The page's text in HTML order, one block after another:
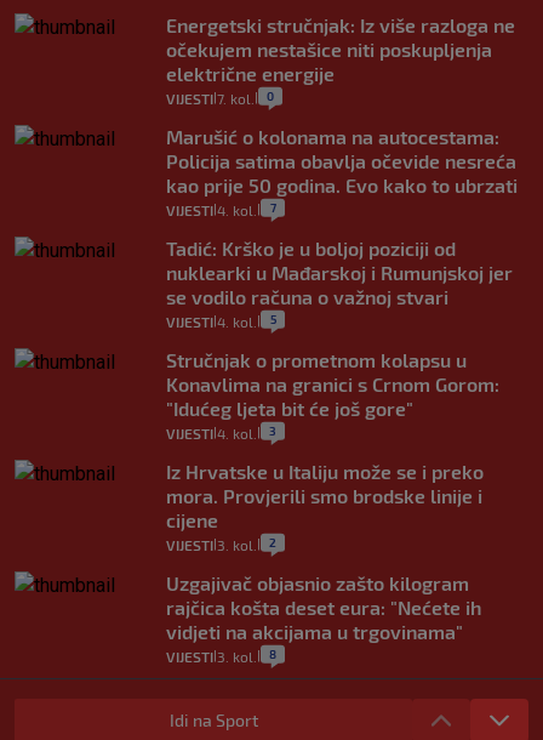
Energetski stručnjak: Iz više razloga ne
očekujem nestašice niti poskupljenja
električne energije
VIJESTI 7. kol. 0
Marušić o kolonama na autocestama:
Policija satima obavlja očevide nesreća
kao prije 50 godina. Evo kako to ubrzati
VIJESTI 4. kol. 7
Tadić: Krško je u boljoj poziciji od
nuklearki u Mađarskoj i Rumunjskoj jer
se vodilo računa o važnoj stvari
VIJESTI 4. kol. 5
Stručnjak o prometnom kolapsu u
Konavlima na granici s Crnom Gorom:
"Idućeg ljeta bit će još gore"
VIJESTI 4. kol. 3
Iz Hrvatske u Italiju može se i preko
mora. Provjerili smo brodske linije i
cijene
VIJESTI 3. kol. 2
Uzgajivač objasnio zašto kilogram
rajčica košta deset eura: "Nećete ih
vidjeti na akcijama u trgovinama"
VIJESTI 3. kol. 8
Selidba je jedno od stresnijih iskustava.
Evo aktualnih cijena i nekoliko savjeta
Idi na Sport